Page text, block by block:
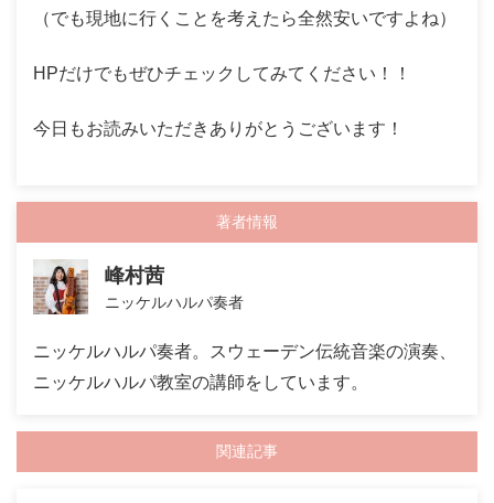
（でも現地に行くことを考えたら全然安いですよね）
HPだけでもぜひチェックしてみてください！！
今日もお読みいただきありがとうございます！
著者情報
峰村茜
ニッケルハルパ奏者
ニッケルハルパ奏者。スウェーデン伝統音楽の演奏、
ニッケルハルパ教室の講師をしています。
関連記事